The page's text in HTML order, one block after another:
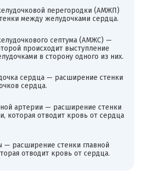
перегородки (АМЖП)
между желудочками сердца.
септума (АМЖС) —
происходит выступление
в сторону одного из них.
сердца — расширение стенки
сердца.
артерии — расширение стенки
которая отводит кровь от сердца
— расширение стенки главной
отводит кровь от сердца.